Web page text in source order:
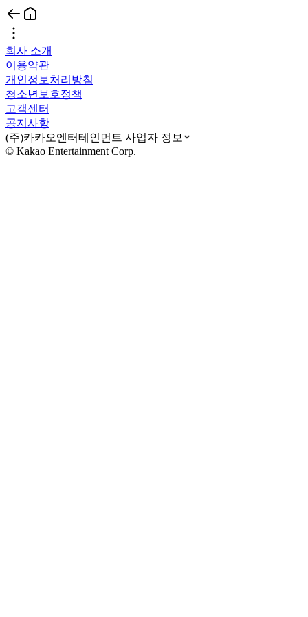
회사 소개
이용약관
개인정보처리방침
청소년보호정책
고객센터
공지사항
(주)카카오엔터테인먼트 사업자 정보
© Kakao Entertainment Corp.